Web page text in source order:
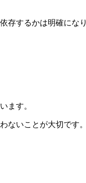
存するかは明確になり
ます。
ないことが大切です。